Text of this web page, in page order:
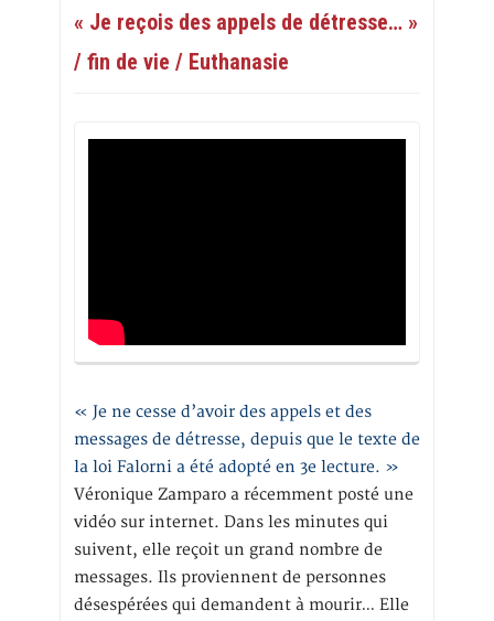
« Je reçois des appels de détresse… »
/ fin de vie / Euthanasie
« Je ne cesse d’avoir des appels et des
messages de détresse, depuis que le texte de
la loi Falorni a été adopté en 3e lecture. »
Véronique Zamparo a récemment posté une
vidéo sur internet. Dans les minutes qui
suivent, elle reçoit un grand nombre de
messages. Ils proviennent de personnes
désespérées qui demandent à mourir… Elle